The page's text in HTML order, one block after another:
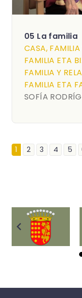
05 La familia
CASA,
FAMILIA ETA
FAMILIA Y
FAMILIA ETA
SOFÍA
1 2 3 4 5